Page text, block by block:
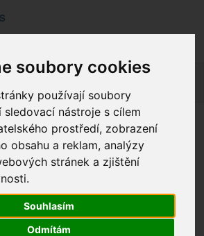
soubory cookies
používají soubory
sledovací nástroje s cílem
prostředí, zobrazení
obsahu a reklam, analýzy
stránek a zjištění
Souhlasím
Odmítám
chvíli je Náš internetový obchod v
on-line nyní nelze vyřídit.